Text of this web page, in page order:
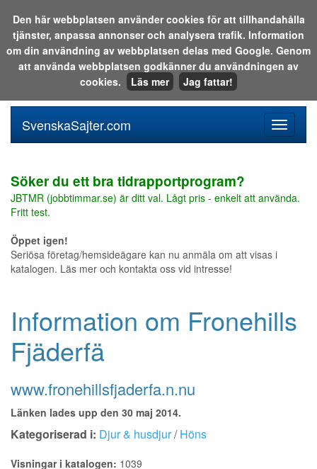
Sök i katalogen eller på webben:
meny
SvenskaSajter.com
Söker du ett bra tidrapportprogram?
JBTMR (jobbtimmar.se) är ditt val. Lågt pris - enkelt att använda.
Fritt test.
Öppet igen!
Seriösa företag/hemsideägare kan nu anmäla om att visas i
katalogen. Läs mer och kontakta oss vid intresse!
Information om Fronehills
Fjäderfä
www.fronehillsfjaderfa.n.nu
Länken lades upp den 30 maj 2014.
Kategoriserad i: Djur & husdjur/Höns
Visningar i katalogen: 1039
Den här webbplatsen använder cookies för att tillhandahålla
tjänster, anpassa annonser och analysera trafik. Information
om din användning av webbplatsen delas med Google. Genom
att använda webbplatsen godkänner du användningen av
cookies.
Läs mer Jag fattar!